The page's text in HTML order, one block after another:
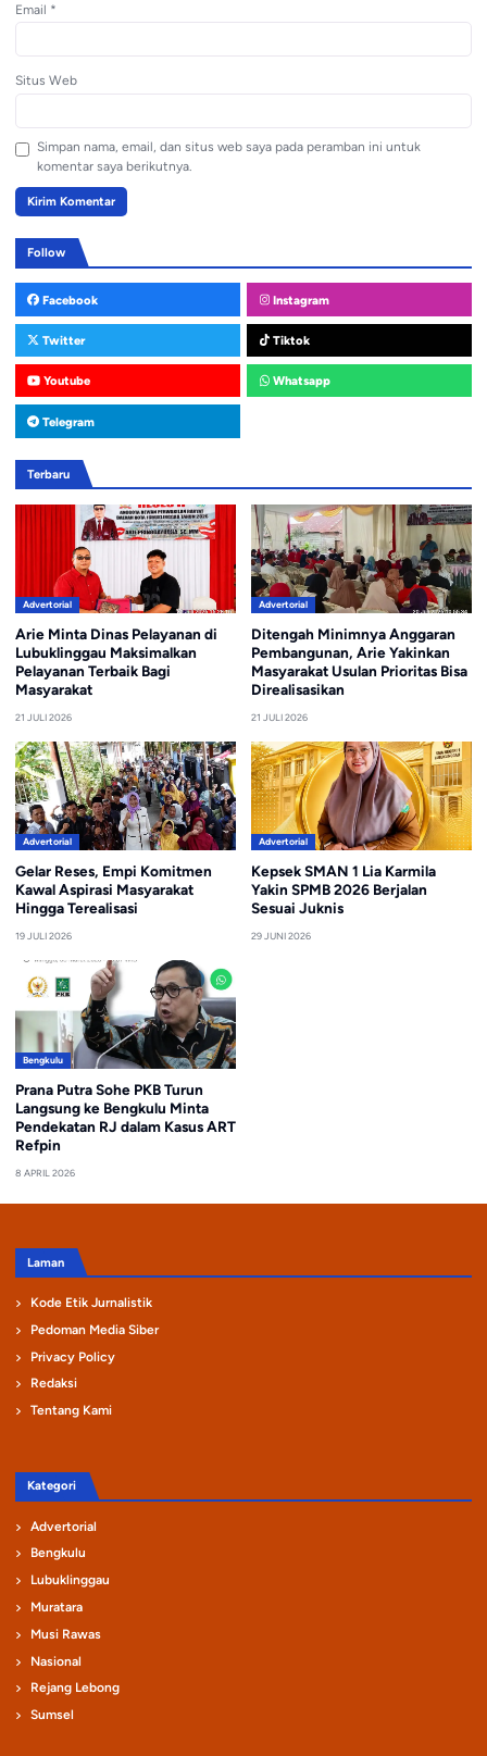
Email *
Situs Web
Simpan nama, email, dan situs web saya pada peramban ini untuk
komentar saya berikutnya.
Follow
Facebook Instagram
Twitter Tiktok
Youtube Whatsapp
Telegram
Terbaru
Advertorial
Arie Minta Dinas Pelayanan di
Lubuklinggau Maksimalkan
Pelayanan Terbaik Bagi
Masyarakat
21 JULI 2026
Advertorial
Ditengah Minimnya Anggaran
Pembangunan, Arie Yakinkan
Masyarakat Usulan Prioritas Bisa
Direalisasikan
21 JULI 2026
Advertorial
Gelar Reses, Empi Komitmen
Kawal Aspirasi Masyarakat
Hingga Terealisasi
19 JULI 2026
Advertorial
Kepsek SMAN 1 Lia Karmila
Yakin SPMB 2026 Berjalan
Sesuai Juknis
29 JUNI 2026
Bengkulu
Prana Putra Sohe PKB Turun
Langsung ke Bengkulu Minta
Pendekatan RJ dalam Kasus ART
Refpin
8 APRIL 2026
Laman
Kode Etik Jurnalistik
Pedoman Media Siber
Privacy Policy
Redaksi
Tentang Kami
Kategori
Advertorial
Bengkulu
Lubuklinggau
Muratara
Musi Rawas
Nasional
Rejang Lebong
Sumsel